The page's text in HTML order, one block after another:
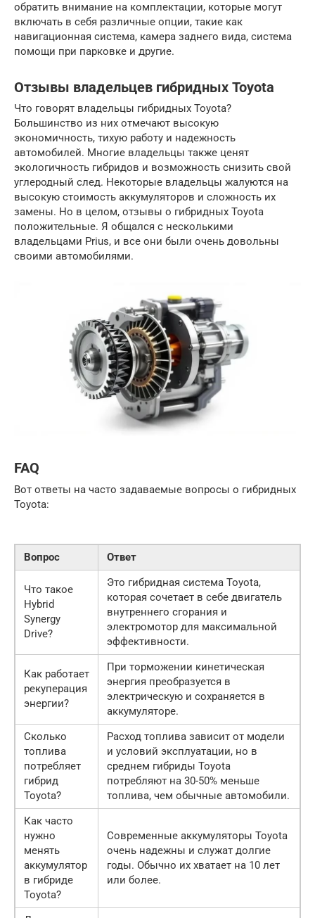
обратить внимание на комплектации, которые могут
включать в себя различные опции, такие как
навигационная система, камера заднего вида, система
помощи при парковке и другие.
Отзывы владельцев гибридных Toyota
Что говорят владельцы гибридных Toyota?
Большинство из них отмечают высокую
экономичность, тихую работу и надежность
автомобилей. Многие владельцы также ценят
экологичность гибридов и возможность снизить свой
углеродный след. Некоторые владельцы жалуются на
высокую стоимость аккумуляторов и сложность их
замены. Но в целом, отзывы о гибридных Toyota
положительные. Я общался с несколькими
владельцами Prius, и все они были очень довольны
своими автомобилями.
FAQ
Вот ответы на часто задаваемые вопросы о гибридных
Toyota:
Вопрос Ответ
Что такое
Hybrid
Synergy
Drive?
Это гибридная система Toyota,
которая сочетает в себе двигатель
внутреннего сгорания и
электромотор для максимальной
эффективности.
Как работает
рекуперация
энергии?
При торможении кинетическая
энергия преобразуется в
электрическую и сохраняется в
аккумуляторе.
Сколько
топлива
потребляет
гибрид
Toyota?
Расход топлива зависит от модели
и условий эксплуатации, но в
среднем гибриды Toyota
потребляют на 30-50% меньше
топлива, чем обычные автомобили.
Как часто
нужно
менять
аккумулятор
в гибриде
Toyota?
Современные аккумуляторы Toyota
очень надежны и служат долгие
годы. Обычно их хватает на 10 лет
или более.